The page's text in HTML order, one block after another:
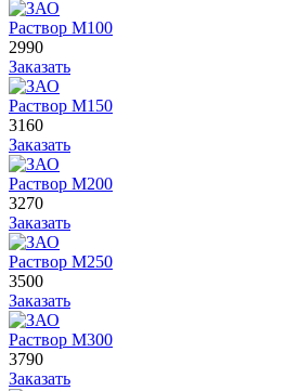
Раствор М100
2990
Заказать
Раствор М150
3160
Заказать
Раствор М200
3270
Заказать
Раствор М250
3500
Заказать
Раствор М300
3790
Заказать